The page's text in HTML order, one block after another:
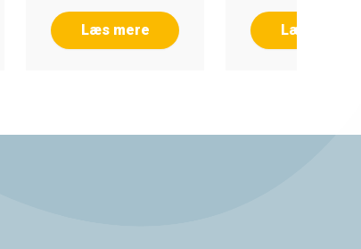
Læs mere Læs mere